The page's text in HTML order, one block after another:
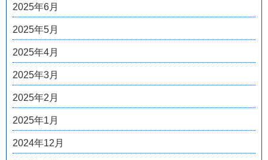
2025年6月
2025年5月
2025年4月
2025年3月
2025年2月
2025年1月
2024年12月